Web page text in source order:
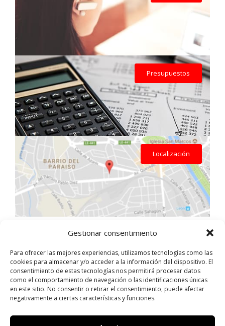
Gestionar consentimiento
Para ofrecer las mejores experiencias, utilizamos tecnologías como las
cookies para almacenar y/o acceder a la información del dispositivo. El
consentimiento de estas tecnologías nos permitirá procesar datos
como el comportamiento de navegación o las identificaciones únicas
en este sitio. No consentir o retirar el consentimiento, puede afectar
negativamente a ciertas características y funciones.
Presupuestos
Localización
Aviso Legal
Política de Cookies
Política de Privacidad
Contacto
Mantenimiento de calderas en León
Instalación de calderas en León
Reparación de calderas en León
Calderas en Ponferrada y el Bierzo